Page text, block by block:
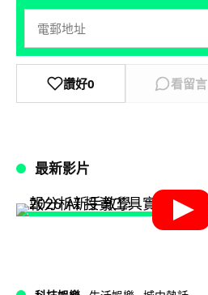
讚好0 看留言
最新影片